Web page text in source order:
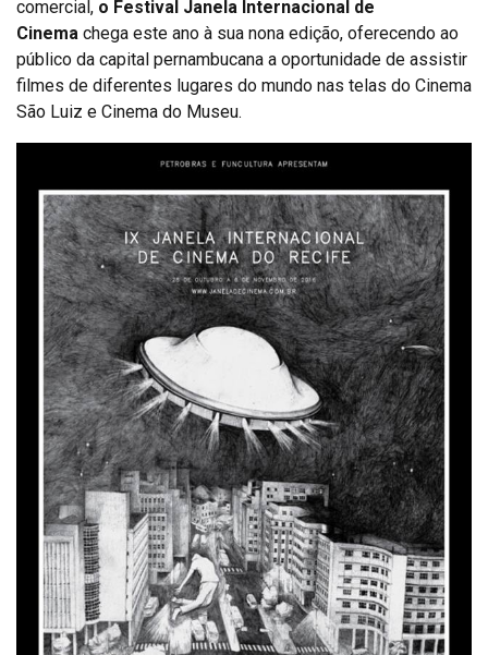
comercial, o Festival Janela Internacional de
Cinema chega este ano à sua nona edição, oferecendo ao
público da capital pernambucana a oportunidade de assistir
filmes de diferentes lugares do mundo nas telas do Cinema
São Luiz e Cinema do Museu.